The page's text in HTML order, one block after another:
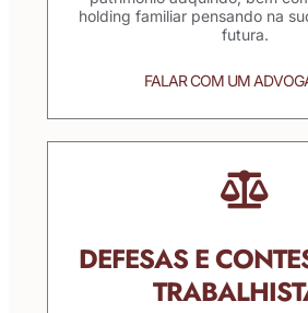
holding familiar pensando na
futura.
FALAR COM UM
DEFESAS E